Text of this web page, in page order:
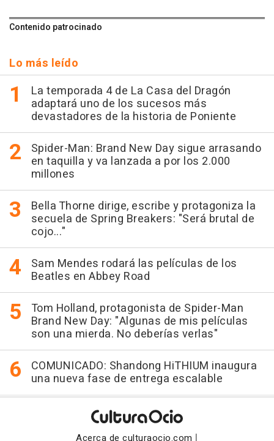
Contenido patrocinado
Lo más leído
La temporada 4 de La Casa del Dragón
adaptará uno de los sucesos más
devastadores de la historia de Poniente
Spider-Man: Brand New Day sigue arrasando
en taquilla y va lanzada a por los 2.000
millones
Bella Thorne dirige, escribe y protagoniza la
secuela de Spring Breakers: "Será brutal de
cojo..."
Sam Mendes rodará las películas de los
Beatles en Abbey Road
Tom Holland, protagonista de Spider-Man
Brand New Day: "Algunas de mis películas
son una mierda. No deberías verlas"
COMUNICADO: Shandong HiTHIUM inaugura
una nueva fase de entrega escalable
Acerca de culturaocio.com |